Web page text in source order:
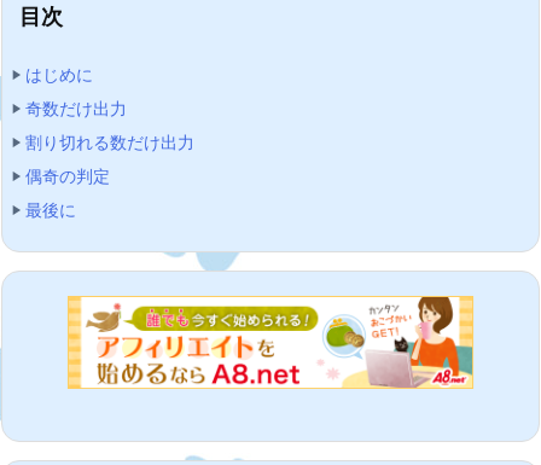
目次
はじめに
奇数だけ出力
割り切れる数だけ出力
偶奇の判定
最後に